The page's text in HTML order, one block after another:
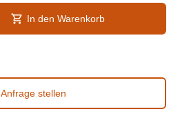
In den Warenkorb
Anfrage stellen